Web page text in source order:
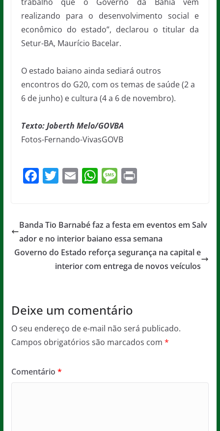
realizando para o desenvolvimento social e
econômico do estado”, declarou o titular da
Setur-BA, Maurício Bacelar.
O estado baiano ainda sediará outros
encontros do G20, com os temas de saúde (2 a
6 de junho) e cultura (4 a 6 de novembro).
Texto: Joberth Melo/GOVBA
Fotos-Fernando-VivasGOVB
F
e
b
o
T
er
E
l
W
s
A
p
p
M
a
g
e
Pr
Banda Tio Barnabé faz a festa em eventos em Salv
ador e no interior baiano essa semana
Governo do Estado reforça segurança na capital e
interior com entrega de novos veículos
Deixe um comentário
O seu endereço de e-mail não será publicado.
Campos obrigatórios são marcados com *
Comentário *